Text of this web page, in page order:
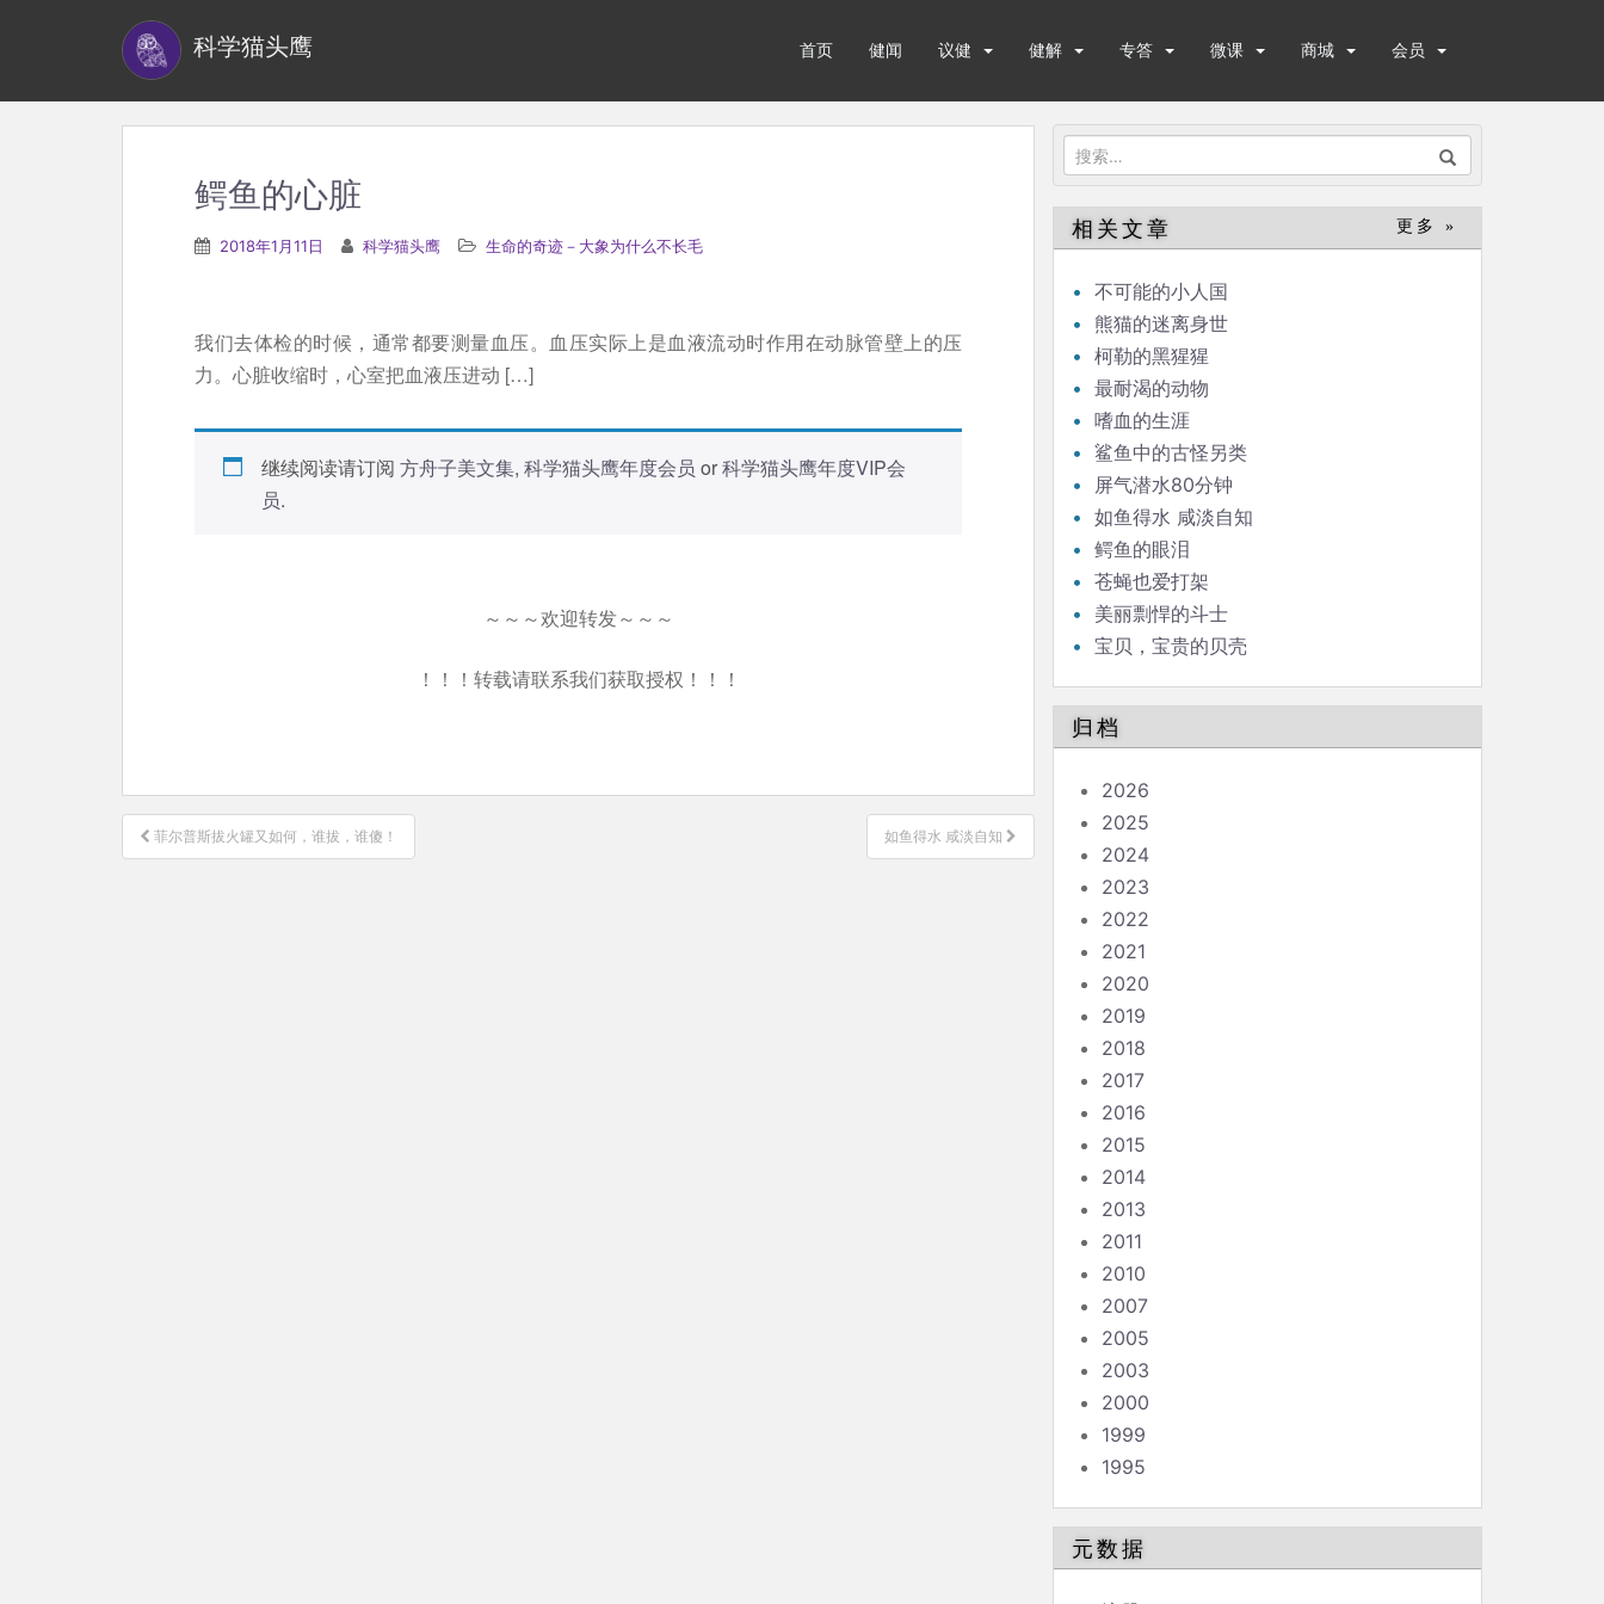
科学猫头鹰 首页 健闻 议健 健解 专答 微课 商城 会员
搜
索：
鳄鱼的心脏
2018年1月11日 科学猫头鹰 生命的奇迹－大象为什么不长毛
我们去体检的时候，通常都要测量血压。血压实际上是血液流动时作用在动脉管壁上的压
力。心脏收缩时，心室把血液压进动 […]
继续阅读请订阅 方舟子美文集, 科学猫头鹰年度会员 or科学猫头鹰年度VIP会
员.
～～～欢迎转发～～～
！！！转载请联系我们获取授权！！！
文
章
菲尔普斯拔火罐又如何，谁拔，谁傻！ 如鱼得水 咸淡自知
相关文章 更多 »
不可能的小人国
熊猫的迷离身世
柯勒的黑猩猩
最耐渴的动物
嗜血的生涯
鲨鱼中的古怪另类
屏气潜水80分钟
如鱼得水 咸淡自知
鳄鱼的眼泪
苍蝇也爱打架
美丽剽悍的斗士
宝贝，宝贵的贝壳
归档
2026
2025
2024
2023
2022
2021
2020
2019
2018
2017
2016
2015
2014
2013
2011
2010
2007
2005
2003
2000
1999
1995
元数据